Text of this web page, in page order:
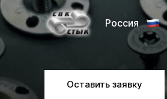
Россия
Оставить заявку